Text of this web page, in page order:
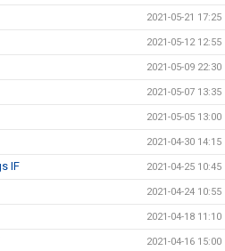
2021-05-21 17:25
2021-05-12 12:55
2021-05-09 22:30
2021-05-07 13:35
2021-05-05 13:00
2021-04-30 14:15
IF 2021-04-25 10:45
2021-04-24 10:55
2021-04-18 11:10
2021-04-16 15:00